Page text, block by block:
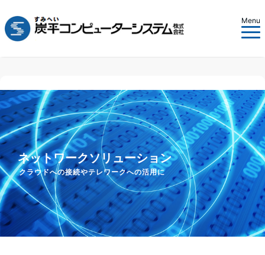
Menu
ネットワークソリューション
クラウドへの接続やテレワークへの活用に